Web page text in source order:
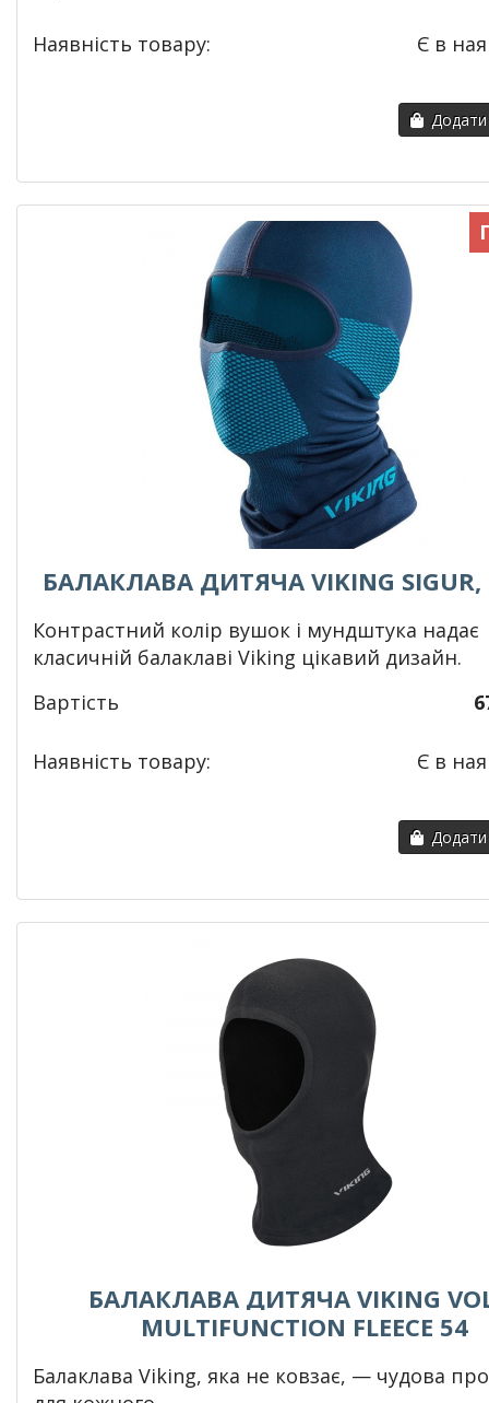
Наявність товару: Є в
БАЛАКЛАВА ДИТЯЧА VIKING
Контрастний колір вушок і мундштука надає
класичній балаклаві Viking цікавий дизайн.
Вартість
Наявність товару: Є в
БАЛАКЛАВА ДИТЯЧА VIKING
MULTIFUNCTION FLEECE 54
Балаклава Viking, яка не ковзає, — чудова